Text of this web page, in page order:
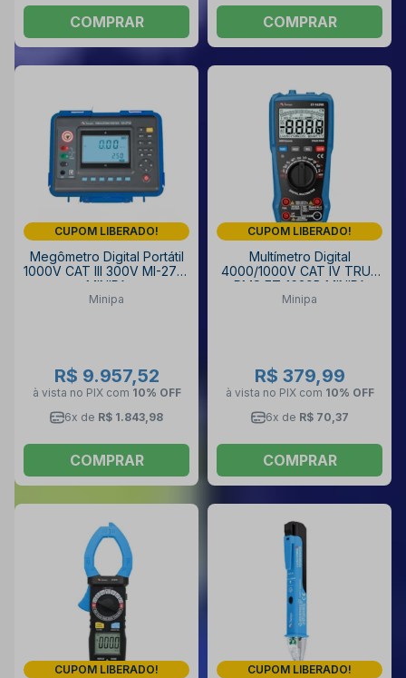
COMPRAR COMPRAR
CUPOM LIBERADO!
Megômetro Digital Portátil
1000V CAT III 300V MI-2710
MINIPA
Minipa
R$ 9.957,52
à vista no PIX com 10% OFF
6x de R$ 1.843,98
COMPRAR
CUPOM LIBERADO!
Multímetro Digital
4000/1000V CAT IV TRUE
RMS ET-1639B MINIPA
Minipa
R$ 379,99
à vista no PIX com 10% OFF
6x de R$ 70,37
COMPRAR
CUPOM LIBERADO! CUPOM LIBERADO!